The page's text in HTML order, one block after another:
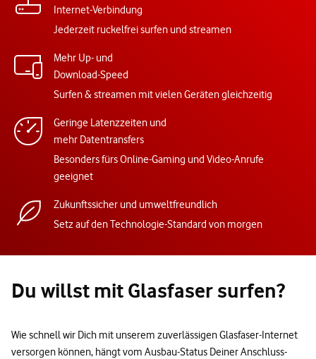
Internet-Verbindung
Jederzeit ruckelfrei surfen und streamen
Mehr Up- und
Download-Speed
Surfen & streamen mit vielen Geräten gleichzeitig
Geringe Latenzzeiten und
mehr Datentransfers
Besonders fürs Online-Gaming und Video-Anrufe
geeignet
Zukunftssicher und umweltfreundlich
Setz auf den Technologie-Standard von morgen
Du willst mit Glasfaser surfen?
Wie schnell wir Dich mit unserem zuverlässigen Glasfaser-Internet
versorgen können, hängt vom Ausbau-Status Deiner Anschluss-